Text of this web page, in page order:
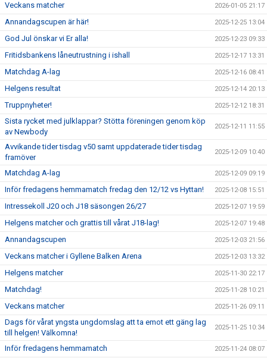
Veckans matcher 2026-01-05 21:17
Annandagscupen är här! 2025-12-25 13:04
God Jul önskar vi Er alla! 2025-12-23 09:33
Fritidsbankens låneutrustning i ishall 2025-12-17 13:31
Matchdag A-lag 2025-12-16 08:41
Helgens resultat 2025-12-14 20:13
Truppnyheter! 2025-12-12 18:31
Sista rycket med julklappar? Stötta föreningen genom köp
av Newbody
2025-12-11 11:55
Avvikande tider tisdag v50 samt uppdaterade tider tisdag
framöver
2025-12-09 10:40
Matchdag A-lag 2025-12-09 09:19
Inför fredagens hemmamatch fredag den 12/12 vs Hyttan! 2025-12-08 15:51
Intressekoll J20 och J18 säsongen 26/27 2025-12-07 19:59
Helgens matcher och grattis till vårat J18-lag! 2025-12-07 19:48
Annandagscupen 2025-12-03 21:56
Veckans matcher i Gyllene Balken Arena 2025-12-03 13:32
Helgens matcher 2025-11-30 22:17
Matchdag! 2025-11-28 10:21
Veckans matcher 2025-11-26 09:11
Dags för vårat yngsta ungdomslag att ta emot ett gäng lag
till helgen! Välkomna!
2025-11-25 10:34
Inför fredagens hemmamatch 2025-11-24 08:07